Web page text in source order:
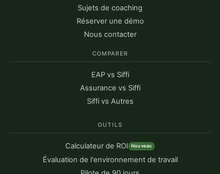
Sujets de coaching
Réserver une démo
Nous contacter
COMPARER
EAP vs Siffi
Assurance vs Siffi
Siffi vs Autres
OUTILS
Calculateur de ROI Nouveau
Évaluation de l'environnement de travail